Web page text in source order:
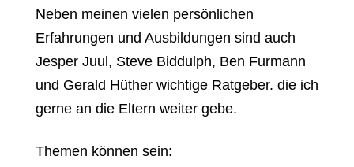
Neben meinen vielen persönlichen
Erfahrungen und Ausbildungen sind auch
Jesper Juul, Steve Biddulph, Ben Furmann
und Gerald Hüther wichtige Ratgeber. die ich
gerne an die Eltern weiter gebe.
Themen können sein: